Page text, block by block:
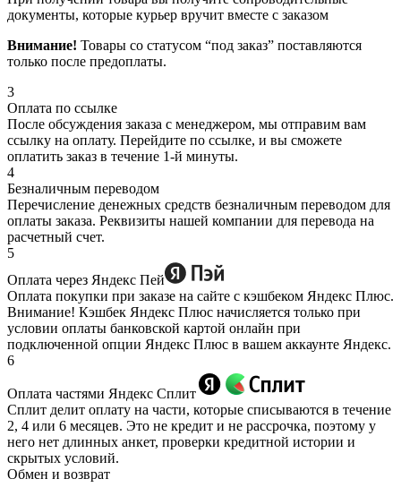
документы, которые курьер вручит вместе с заказом
Внимание! Товары со статусом “под заказ” поставляются
только после предоплаты.
3
Оплата по ссылке
После обсуждения заказа с менеджером, мы отправим вам
ссылку на оплату. Перейдите по ссылке, и вы сможете
оплатить заказ в течение 1-й минуты.
4
Безналичным переводом
Перечисление денежных средств безналичным переводом для
оплаты заказа. Реквизиты нашей компании для перевода на
расчетный счет.
5
Оплата через Яндекс Пей
Оплата покупки при заказе на сайте с кэшбеком Яндекс Плюс.
Внимание! Кэшбек Яндекс Плюс начисляется только при
условии оплаты банковской картой онлайн при
подключенной опции Яндекс Плюс в вашем аккаунте Яндекс.
6
Оплата частями Яндекс Сплит
Сплит делит оплату на части, которые списываются в течение
2, 4 или 6 месяцев. Это не кредит и не рассрочка, поэтому у
него нет длинных анкет, проверки кредитной истории и
скрытых условий.
Обмен и возврат